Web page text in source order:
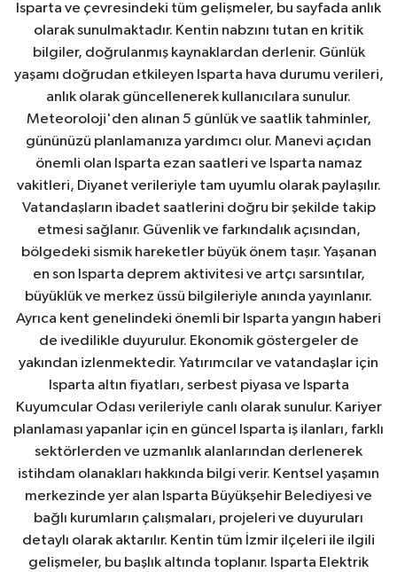
Isparta ve çevresindeki tüm gelişmeler, bu sayfada anlık
olarak sunulmaktadır. Kentin nabzını tutan en kritik
bilgiler, doğrulanmış kaynaklardan derlenir. Günlük
yaşamı doğrudan etkileyen Isparta hava durumu verileri,
anlık olarak güncellenerek kullanıcılara sunulur.
Meteoroloji'den alınan 5 günlük ve saatlik tahminler,
gününüzü planlamanıza yardımcı olur. Manevi açıdan
önemli olan Isparta ezan saatleri ve Isparta namaz
vakitleri, Diyanet verileriyle tam uyumlu olarak paylaşılır.
Vatandaşların ibadet saatlerini doğru bir şekilde takip
etmesi sağlanır. Güvenlik ve farkındalık açısından,
bölgedeki sismik hareketler büyük önem taşır. Yaşanan
en son Isparta deprem aktivitesi ve artçı sarsıntılar,
büyüklük ve merkez üssü bilgileriyle anında yayınlanır.
Ayrıca kent genelindeki önemli bir Isparta yangın haberi
de ivedilikle duyurulur. Ekonomik göstergeler de
yakından izlenmektedir. Yatırımcılar ve vatandaşlar için
Isparta altın fiyatları, serbest piyasa ve Isparta
Kuyumcular Odası verileriyle canlı olarak sunulur. Kariyer
planlaması yapanlar için en güncel Isparta iş ilanları, farklı
sektörlerden ve uzmanlık alanlarından derlenerek
istihdam olanakları hakkında bilgi verir. Kentsel yaşamın
merkezinde yer alan Isparta Büyükşehir Belediyesi ve
bağlı kurumların çalışmaları, projeleri ve duyuruları
detaylı olarak aktarılır. Kentin tüm İzmir ilçeleri ile ilgili
gelişmeler, bu başlık altında toplanır. Isparta Elektrik